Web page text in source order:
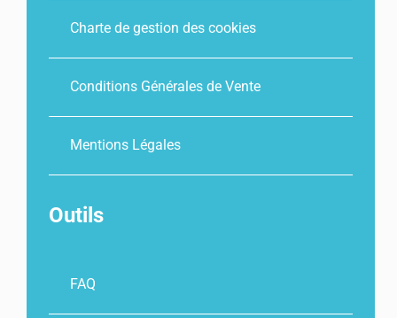
Charte de gestion des cookies
Conditions Générales de Vente
Mentions Légales
Outils
FAQ